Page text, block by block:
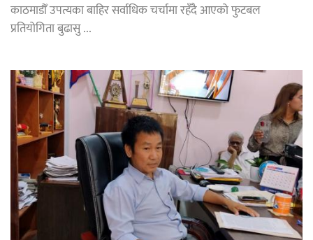
काठमाडौँ उपत्यका बाहिर सर्वाधिक चर्चामा रहँदै आएको फुटबल
प्रतियोगिता बुढासु ...